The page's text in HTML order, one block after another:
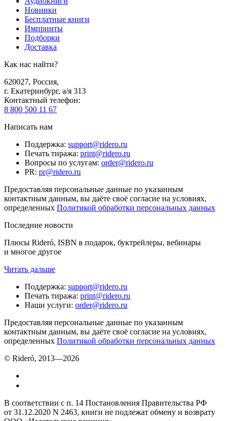
Новинки
Бесплатные книги
Импринты
Подборки
Доставка
Как нас найти?
620027, Россия,
г. Екатеринбург, а/я 313
Контактный телефон:
8 800 500 11 67
Написать нам
Поддержка: support@ridero.ru
Печать тиража: print@ridero.ru
Вопросы по услугам: order@ridero.ru
PR: pr@ridero.ru
Предоставляя персональные данные по указанным
контактным данным, вы даёте своё согласие на условиях,
определенных Политикой обработки персональных данных
Последние новости
Плюсы Rideró, ISBN в подарок, буктрейлеры, вебинары
и многое другое
Читать дальше
Поддержка: support@ridero.ru
Печать тиража: print@ridero.ru
Наши услуги: order@ridero.ru
Предоставляя персональные данные по указанным
контактным данным, вы даёте своё согласие на условиях,
определенных Политикой обработки персональных данных
© Rideró, 2013—2026
В соответствии с п. 14 Постановления Правительства РФ
от 31.12.2020 N 2463, книги не подлежат обмену и возврату